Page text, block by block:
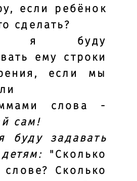
если ребёнок
сделать?
я буду
ему строки
если мы
слова -
сам!
буду задавать
"Сколько
Сколько